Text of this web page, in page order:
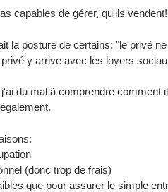
capables de gérer, qu'ils
la posture de certains: "le privé
y arrive avec les loyers
du mal à comprendre comment
(donc trop de frais)
que pour assurer le simple